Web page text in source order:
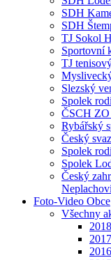
SDH
SDH
TJ Sokol
Sportovní
TJ
Slezský
Spolek
ČSCH
Rybářský
Český
Spolek
Spolek
Český
Foto-Video Obce
Všechny
2018
2017
2016